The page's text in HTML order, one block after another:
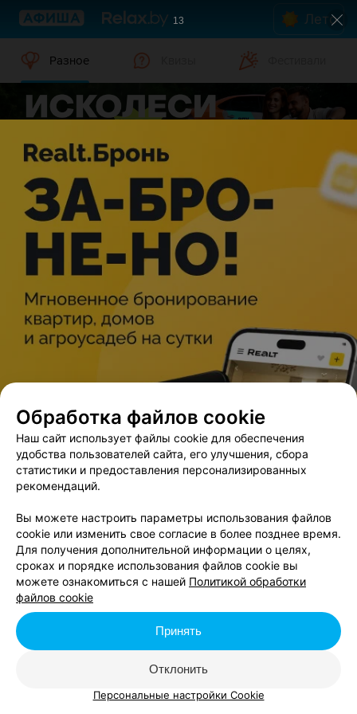
Лето
Разное
Разное в Слуцке
Дата Слуцк
В данном городе нет событий,
удовлетворяющих условиям фильтра.
Обработка файлов cookie
Наш сайт использует файлы cookie для обеспечения
удобства пользователей сайта, его улучшения, сбора
статистики и предоставления персонализированных
рекомендаций.
Вы можете настроить параметры использования файлов
cookie или изменить свое согласие в более позднее время.
Для получения дополнительной информации о целях,
сроках и порядке использования файлов cookie вы
можете ознакомиться с нашей Политикой обработки
файлов cookie
Отклонить
Принять
Персональные настройки Cookie
13